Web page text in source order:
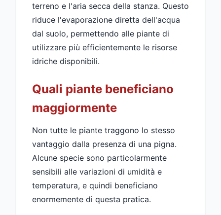
terreno e l'aria secca della stanza. Questo
riduce l'evaporazione diretta dell'acqua
dal suolo, permettendo alle piante di
utilizzare più efficientemente le risorse
idriche disponibili.
Quali piante beneficiano
maggiormente
Non tutte le piante traggono lo stesso
vantaggio dalla presenza di una pigna.
Alcune specie sono particolarmente
sensibili alle variazioni di umidità e
temperatura, e quindi beneficiano
enormemente di questa pratica.